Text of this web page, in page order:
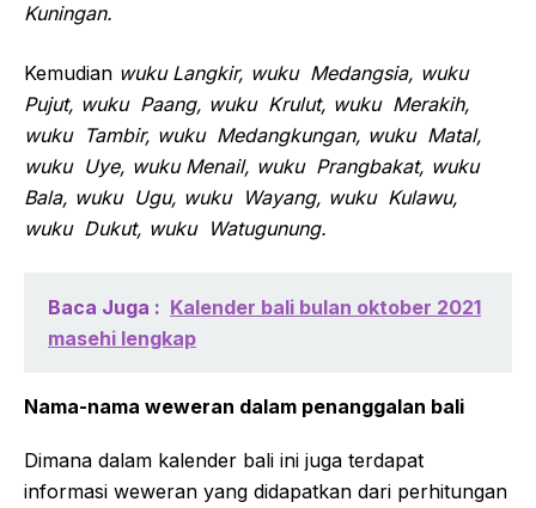
Kuningan.
Kemudian wuku Langkir, wuku Medangsia, wuku
Pujut, wuku Paang, wuku Krulut, wuku Merakih,
wuku Tambir, wuku Medangkungan, wuku Matal,
wuku Uye, wuku Menail, wuku Prangbakat, wuku
Bala, wuku Ugu, wuku Wayang, wuku Kulawu,
wuku Dukut, wuku Watugunung.
Baca Juga : Kalender bali bulan oktober 2021
masehi lengkap
Nama-nama weweran dalam penanggalan bali
Dimana dalam kalender bali ini juga terdapat
informasi weweran yang didapatkan dari perhitungan